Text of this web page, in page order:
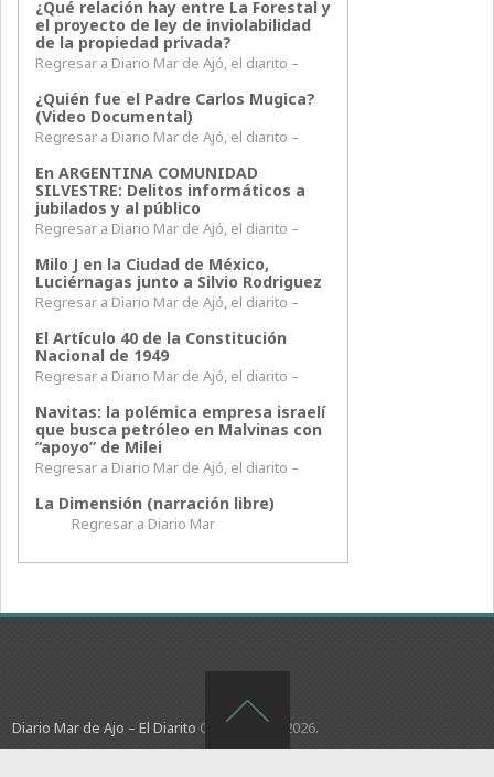
¿Qué relación hay entre La Forestal y
el proyecto de ley de inviolabilidad
de la propiedad privada?
Regresar a Diario Mar de Ajó, el diarito –
¿Quién fue el Padre Carlos Mugica?
(Video Documental)
Regresar a Diario Mar de Ajó, el diarito –
En ARGENTINA COMUNIDAD
SILVESTRE: Delitos informáticos a
jubilados y al público
Regresar a Diario Mar de Ajó, el diarito –
Milo J en la Ciudad de México,
Luciérnagas junto a Silvio Rodriguez
Regresar a Diario Mar de Ajó, el diarito –
El Artículo 40 de la Constitución
Nacional de 1949
Regresar a Diario Mar de Ajó, el diarito –
Navitas: la polémica empresa israelí
que busca petróleo en Malvinas con
“apoyo” de Milei
Regresar a Diario Mar de Ajó, el diarito –
La Dimensión (narración libre)
Regresar a Diario Mar
Diario Mar de Ajo – El Diarito Copyright © 2026.